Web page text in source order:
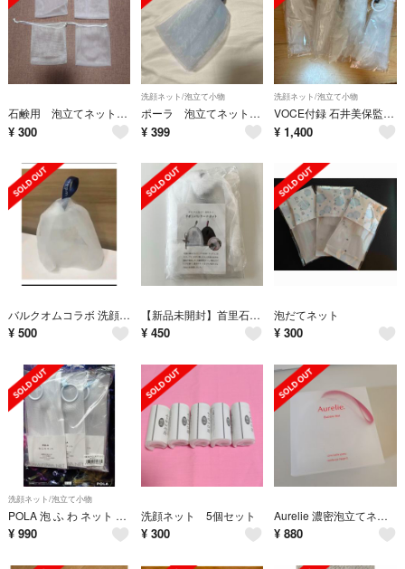
石鹸用 泡立てネット 4枚
¥ 300
洗顔ネット/泡立て小物
ポーラ 泡立てネット 巾着付き
¥ 399
洗顔ネット/泡立て小物
VOCE付録 石井美保監修 洗顔ネット 4個 カネボウ
¥ 1,400
バルクオムコラボ 洗顔ネット
¥ 500
【新品未開封】首里石鹸 泡だて洗顔ネット
¥ 450
泡だてネット
¥ 300
洗顔ネット/泡立て小物
POLA 泡 ふ わ ネット 3個
¥ 990
洗顔ネット 5個セット
¥ 300
Aurelie 濃密泡立てネット
¥ 880